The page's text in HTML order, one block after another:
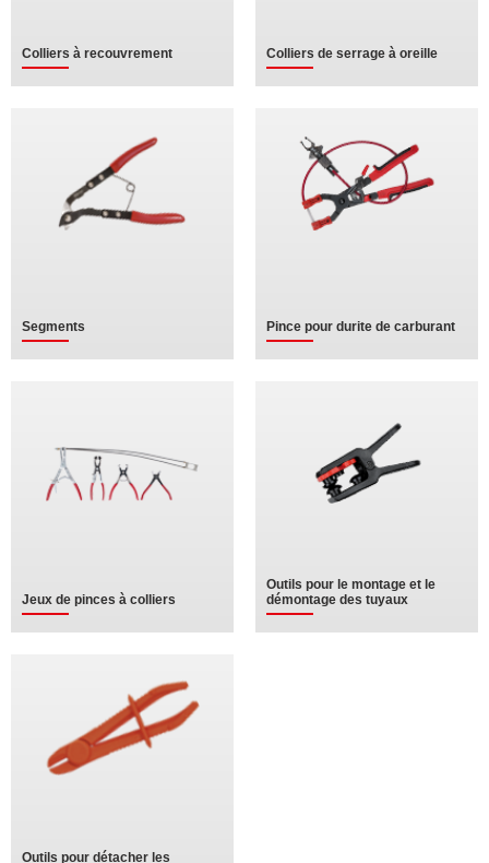
Colliers à recouvrement Colliers de serrage à oreille
Segments Pince pour durite de carburant
Jeux de pinces à colliers
Outils pour le montage et le
démontage des tuyaux
Outils pour détacher les